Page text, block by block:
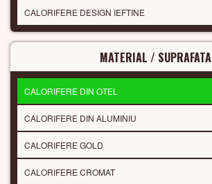
CALORIFERE DESIGN IEFTINE
MATERIAL / SUPRAFATA
CALORIFERE DIN OTEL
CALORIFERE DIN ALUMINIU
CALORIFERE GOLD
CALORIFERE CROMAT